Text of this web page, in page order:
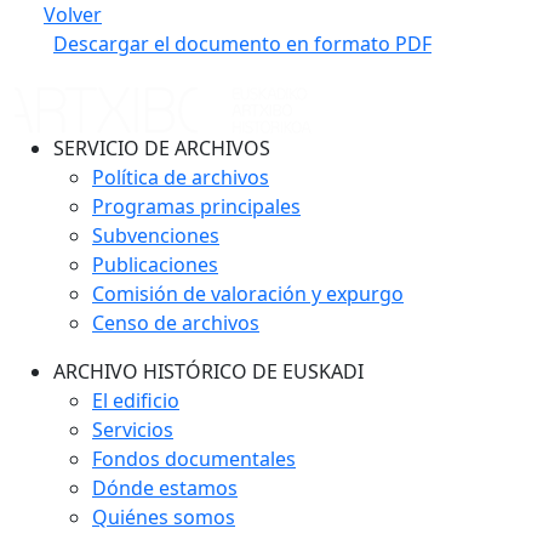
Volver
Descargar el documento en formato PDF
SERVICIO DE ARCHIVOS
Política de archivos
Programas principales
Subvenciones
Publicaciones
Comisión de valoración y expurgo
Censo de archivos
ARCHIVO HISTÓRICO DE EUSKADI
El edificio
Servicios
Fondos documentales
Dónde estamos
Quiénes somos